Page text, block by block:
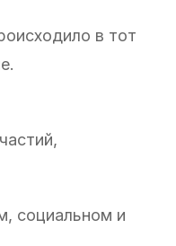
в тот
социальном и